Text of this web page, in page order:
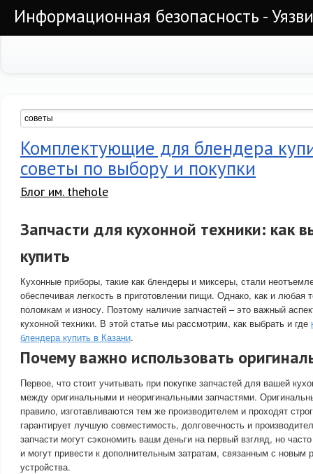
Информационная безопасность -
Комплектующие для блендера
советы по выбору и покупки
Блог им. thehole
Запчасти для кухонной техники: как
купить
Кухонные приборы, такие как блендеры и миксеры, стали
обеспечивая легкость в приготовлении пищи. Однако, как и любая
поломкам и износу. Поэтому наличие запчастей – это важный
кухонной техники. В этой статье мы рассмотрим, как выбрать и где
блендера купить в Казани.
Почему важно использовать
Первое, что стоит учитывать при покупке запчастей для вашей
между оригинальными и неоригинальными запчастями.
правило, изготавливаются тем же производителем и проходят
гарантирует лучшую совместимость, долговечность и
запчасти могут сэкономить ваши деньги на первый взгляд, но
и могут привести к дополнительным затратам, связанным с новым
устройства.